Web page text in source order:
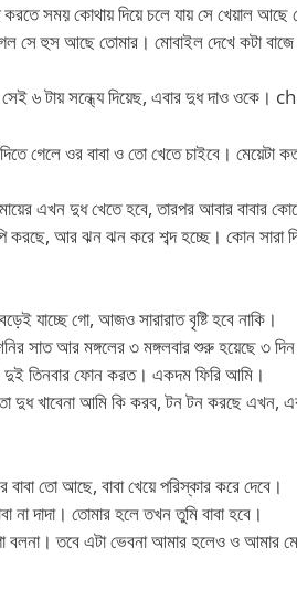
সময় কোথায় দিয়ে চলে যায় সে খেয়াল আছে
সে হুস আছে তোমার। মোবাইল দেখে কটা
৬ টায় সন্ধ্যে দিয়েছ, এবার দুধ দাও
গেলে ওর বাবা ও তো খেতে চাইবে। মেয়েটা
এখন দুধ খেতে হবে, তারপর আবার বাবার
করছে, আর ঝন ঝন করে শব্দ হচ্ছে। কোন সারা
যাচ্ছে গো, আজও সারারাত বৃষ্টি হবে নাকি।
সাত আর মঙ্গলের ৩ মঙ্গলবার শুরু হয়েছে ৩
দুই তিনবার ফোন করত। একদম ফিরি আমি।
দুধ খাবেনা আমি কি করব, টন টন করছে এখন,
তো আছে, বাবা খেয়ে পরিস্কার করে দেবে।
না দাদা। তোমার হলে তখন তুমি বাবা হবে।
তবে এটা ভেবনা আমার হলেও ও আমার